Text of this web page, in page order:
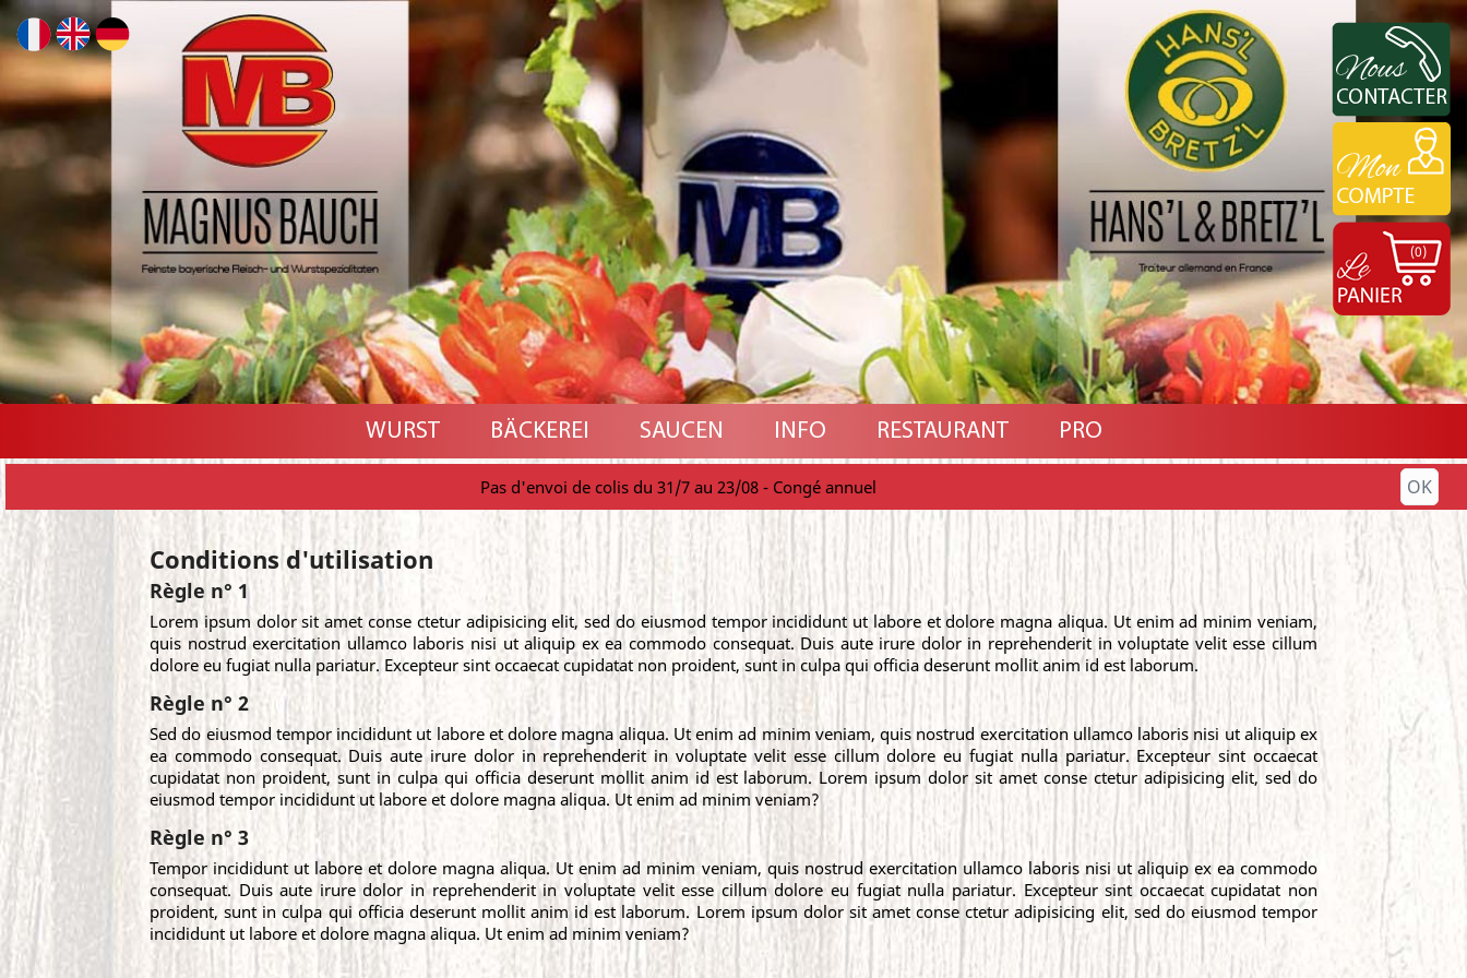
(0)
WURST BÄCKEREI SAUCEN INFO RESTAURANT PRO
Pas d'envoi de colis du 31/7 au 23/08 - Congé annuel OK
Conditions d'utilisation
Règle n° 1
Lorem ipsum dolor sit amet conse ctetur adipisicing elit, sed do eiusmod tempor incididunt ut labore et dolore magna aliqua. Ut enim ad minim veniam,
quis nostrud exercitation ullamco laboris nisi ut aliquip ex ea commodo consequat. Duis aute irure dolor in reprehenderit in voluptate velit esse cillum
dolore eu fugiat nulla pariatur. Excepteur sint occaecat cupidatat non proident, sunt in culpa qui officia deserunt mollit anim id est laborum.
Règle n° 2
Sed do eiusmod tempor incididunt ut labore et dolore magna aliqua. Ut enim ad minim veniam, quis nostrud exercitation ullamco laboris nisi ut aliquip ex
ea commodo consequat. Duis aute irure dolor in reprehenderit in voluptate velit esse cillum dolore eu fugiat nulla pariatur. Excepteur sint occaecat
cupidatat non proident, sunt in culpa qui officia deserunt mollit anim id est laborum. Lorem ipsum dolor sit amet conse ctetur adipisicing elit, sed do
eiusmod tempor incididunt ut labore et dolore magna aliqua. Ut enim ad minim veniam?
Règle n° 3
Tempor incididunt ut labore et dolore magna aliqua. Ut enim ad minim veniam, quis nostrud exercitation ullamco laboris nisi ut aliquip ex ea commodo
consequat. Duis aute irure dolor in reprehenderit in voluptate velit esse cillum dolore eu fugiat nulla pariatur. Excepteur sint occaecat cupidatat non
proident, sunt in culpa qui officia deserunt mollit anim id est laborum. Lorem ipsum dolor sit amet conse ctetur adipisicing elit, sed do eiusmod tempor
incididunt ut labore et dolore magna aliqua. Ut enim ad minim veniam?